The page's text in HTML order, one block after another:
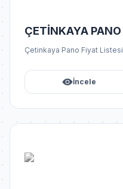
ÇETİNKAYA PANO
Çetinkaya Pano Fiyat Listesi
İncele